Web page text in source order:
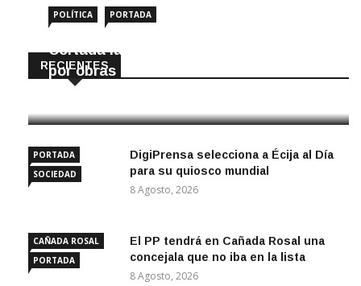
RECIENTES
POLÍTICA PORTADA
Cortada la SE-9105 hacia La Montiela
por obras hasta final de año
PORTADA
SOCIEDAD
DigiPrensa selecciona a Écija al Día
para su quiosco mundial
8 Agosto, 2026
CAÑADA ROSAL
PORTADA
El PP tendrá en Cañada Rosal una
concejala que no iba en la lista
8 Agosto, 2026